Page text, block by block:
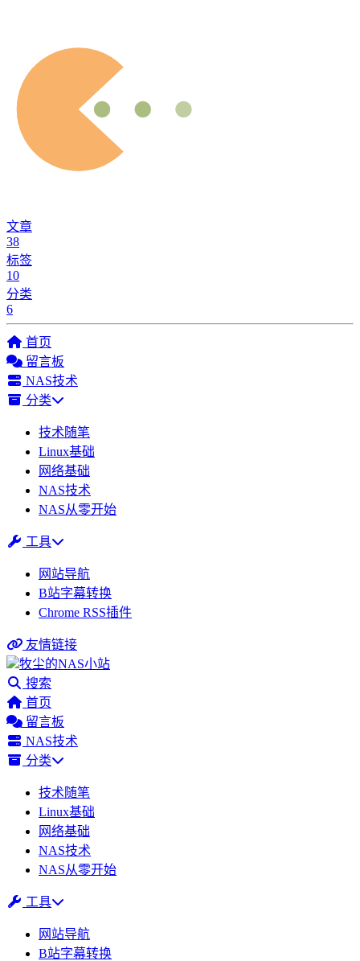
文章
38
标签
10
分类
6
首页
留言板
NAS技术
分类
技术随笔
Linux基础
网络基础
NAS技术
NAS从零开始
工具
网站导航
B站字幕转换
Chrome RSS插件
友情链接
牧尘的NAS小站
搜索
首页
留言板
NAS技术
分类
技术随笔
Linux基础
网络基础
NAS技术
NAS从零开始
工具
网站导航
B站字幕转换